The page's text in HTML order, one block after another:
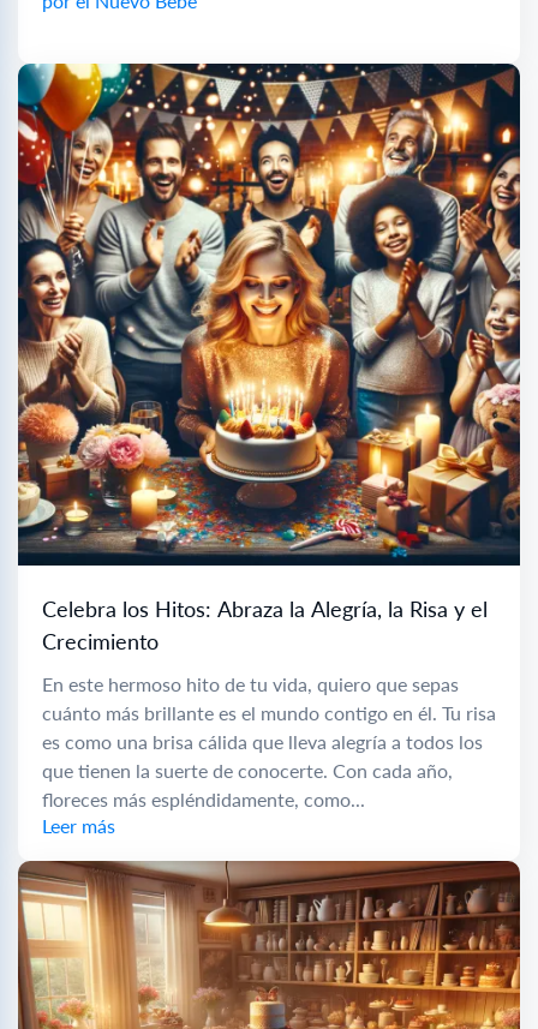
Celebra los Hitos: Abraza la Alegría, la Risa y el
Crecimiento
En este hermoso hito de tu vida, quiero que sepas
cuánto más brillante es el mundo contigo en él. Tu risa
es como una brisa cálida que lleva alegría a todos los
que tienen la suerte de conocerte. Con cada año,
floreces más espléndidamente, como...
Leer más